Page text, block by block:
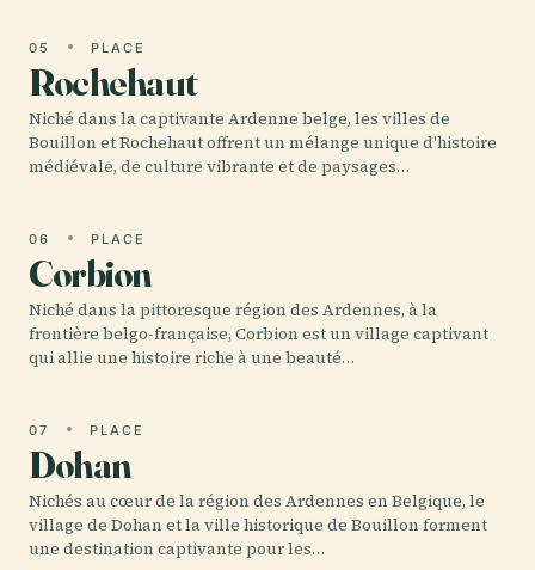
05 PLACE
Rochehaut
Niché dans la captivante Ardenne belge, les villes de
Bouillon et Rochehaut offrent un mélange unique d'histoire
médiévale, de culture vibrante et de paysages…
06 PLACE
Corbion
Niché dans la pittoresque région des Ardennes, à la
frontière belgo-française, Corbion est un village captivant
qui allie une histoire riche à une beauté…
07 PLACE
Dohan
Nichés au cœur de la région des Ardennes en Belgique, le
village de Dohan et la ville historique de Bouillon forment
une destination captivante pour les…